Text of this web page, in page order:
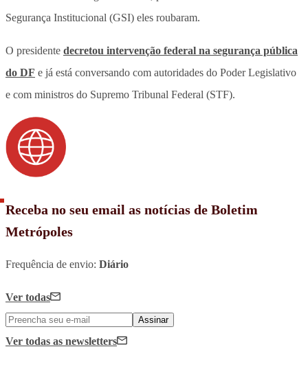
Segurança Institucional (GSI) eles roubaram.
O presidente decretou intervenção federal na segurança pública
do DF e já está conversando com autoridades do Poder Legislativo
e com ministros do Supremo Tribunal Federal (STF).
Receba no seu email as notícias de Boletim
Metrópoles
Frequência de envio: Diário
Ver todas
Assinar
Ver todas as newsletters